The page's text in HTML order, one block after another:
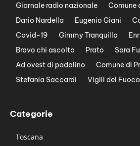
Giornale radio nazionale
Comune
Dario Nardella
Eugenio Giani
Covid-19
Gimmy Tranquillo
Bravo chi ascolta
Prato Sara
Ad ovest di padalino
Comune di
Stefania Saccardi
Vigili del Fuoco
Categorie
Toscana